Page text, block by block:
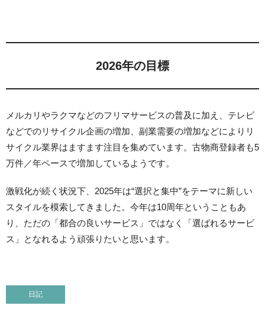
2026年の目標
メルカリやラクマなどのフリマサービスの普及に加え、テレビ
などでのリサイクル企画の増加、副業需要の増加などによりリ
サイクル業界はますます注目を集めています。古物商登録者も5
万件／年ペースで増加しているようです。
激戦化が続く状況下、2025年は“選択と集中”をテーマに新しい
スタイルを模索してきました。今年は10周年ということもあ
り、ただの「都合の良いサービス」ではなく「選ばれるサービ
ス」となれるよう頑張りたいと思います。
日記